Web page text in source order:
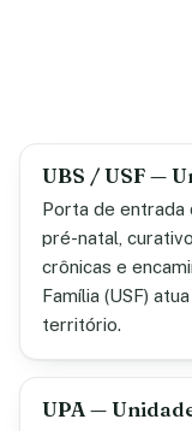
UBS / USF —
Porta de entrada
pré-natal,
crônicas e
Família (USF)
território.
UPA —